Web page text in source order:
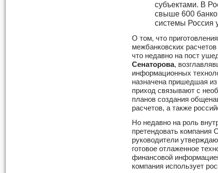
субъектами. В
свыше 600
системы Россия
О том, что
межбанковских
что недавно на пост
Сенаторова,
информационных
назначена пришедшая
приход связывают с
планов создания
расчетов, а также
Но недавно на роль
претендовать компания
руководители
готовое отлаженное
финансовой
компания использует